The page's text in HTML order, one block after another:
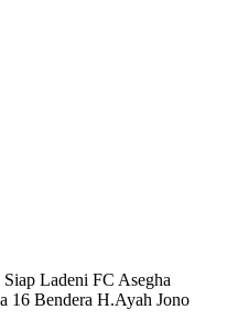
Ladeni FC Asegha
16 Bendera H.Ayah Jono